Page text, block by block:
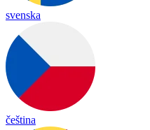
svenska
čeština